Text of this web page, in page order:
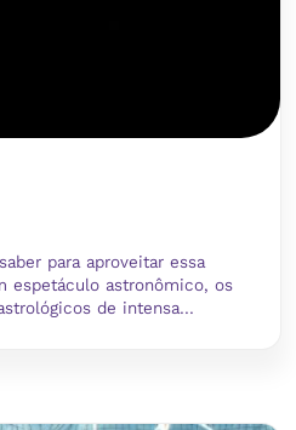
para aproveitar essa
espetáculo astronômico, os
de intensa...